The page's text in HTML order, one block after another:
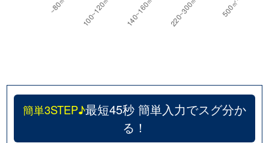
簡単3STEP♪最短45秒 簡単入力でスグ分か
る！